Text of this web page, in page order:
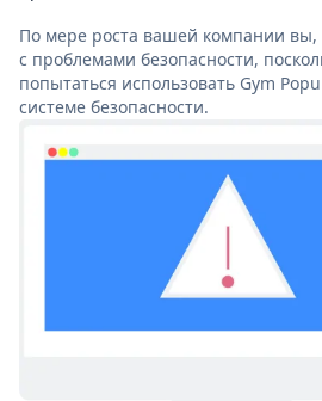
По мере роста вашей компании вы,
с проблемами безопасности,
попытаться использовать Gym
системе безопасности.